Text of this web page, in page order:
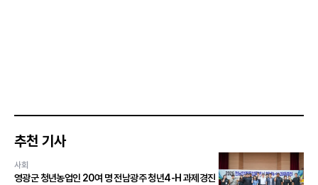
추천 기사
사회
영광군 청년농업인 20여 명 전남광주 청년4-H 과제경진